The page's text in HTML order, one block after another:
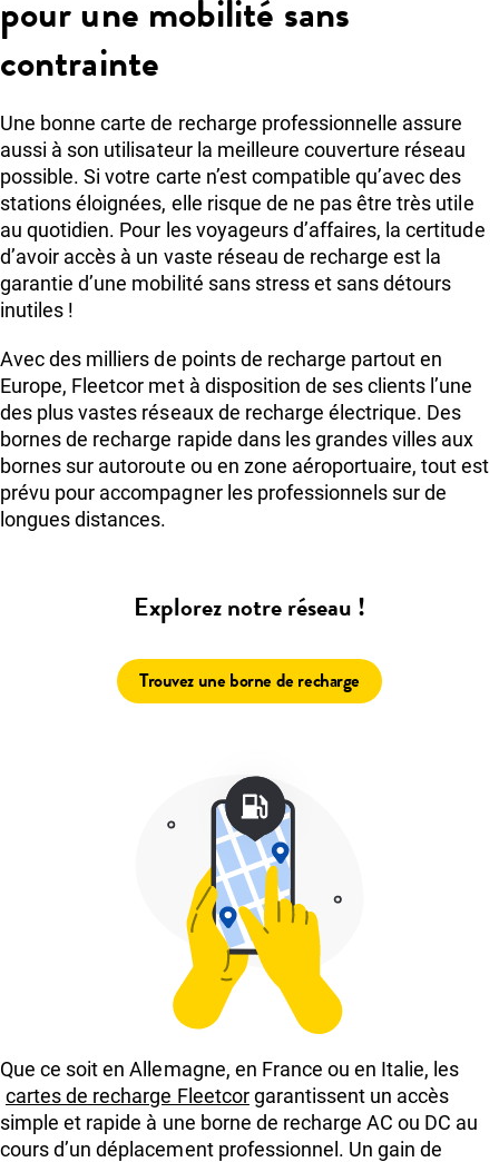
pour une mobilité sans
contrainte
Une bonne carte de recharge professionnelle assure
aussi à son utilisateur la meilleure couverture réseau
possible. Si votre carte n’est compatible qu’avec des
stations éloignées, elle risque de ne pas être très utile
au quotidien. Pour les voyageurs d’affaires, la certitude
d’avoir accès à un vaste réseau de recharge est la
garantie d’une mobilité sans stress et sans détours
inutiles !
Avec des milliers de points de recharge partout en
Europe, Fleetcor met à disposition de ses clients l’une
des plus vastes réseaux de recharge électrique. Des
bornes de recharge rapide dans les grandes villes aux
bornes sur autoroute ou en zone aéroportuaire, tout est
prévu pour accompagner les professionnels sur de
longues distances.
Explorez notre réseau !
Trouvez une borne de recharge
Que ce soit en Allemagne, en France ou en Italie, les
cartes de recharge Fleetcorgarantissent un accès
simple et rapide à une borne de recharge AC ou DC au
cours d’un déplacement professionnel. Un gain de